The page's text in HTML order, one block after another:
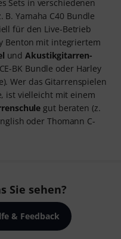
Sets in verschiedenen
Yamaha C40 Bundle
für den Live-Betrieb
Benton mit integriertem
und Akustikgitarren-
BK Bundle oder Harley
Wer das Gitarrenspielen
ist vielleicht mit einem
gut beraten (z.
oder Thomann C-
Sie sehen?
& Feedback